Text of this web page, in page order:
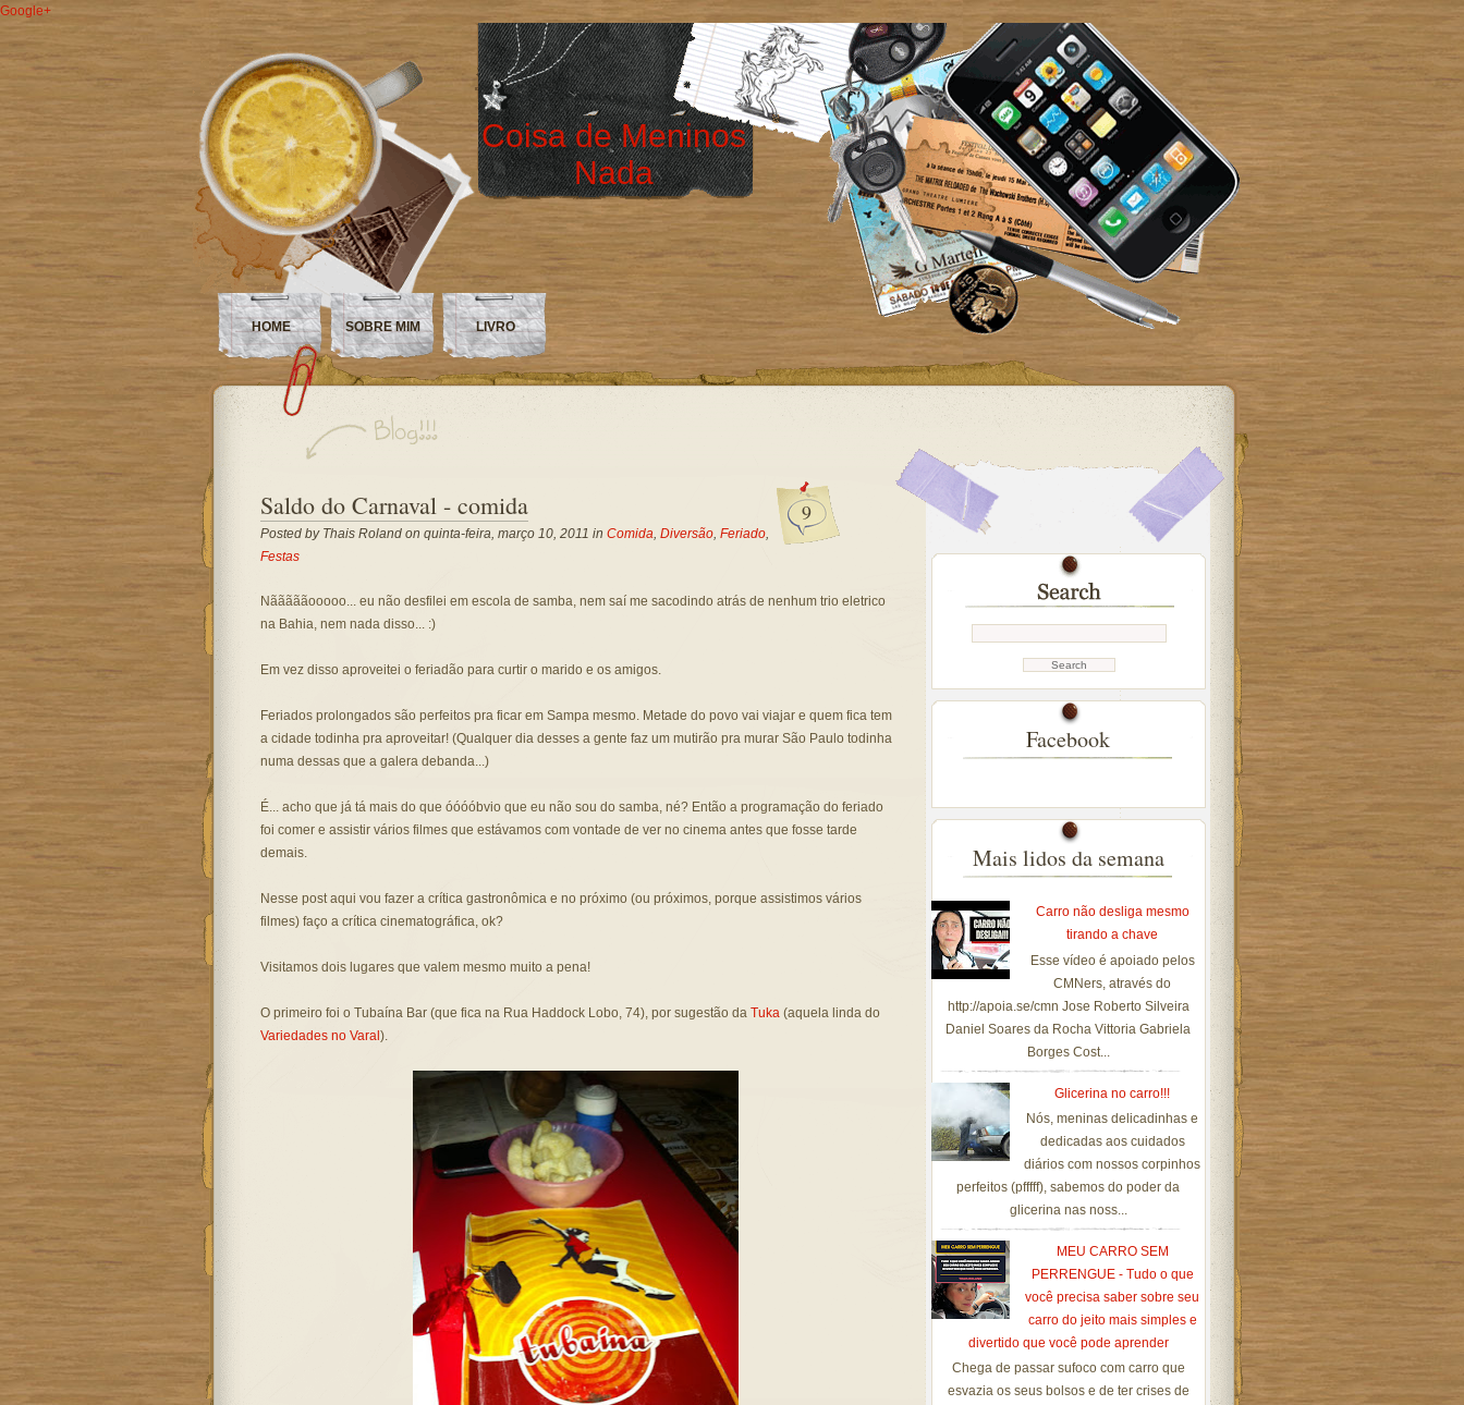
Google+
Coisa de Meninos
Nada
HOME SOBRE MIM LIVRO
9
Saldo do Carnaval - comida
Posted by Thais Rolandon quinta-feira, março 10, 2011 in Comida, Diversão, Feriado,
Festas
Nãããããooooo... eu não desfilei em escola de samba, nem saí me sacodindo atrás de nenhum trio eletrico
na Bahia, nem nada disso... :)
Em vez disso aproveitei o feriadão para curtir o marido e os amigos.
Feriados prolongados são perfeitos pra ficar em Sampa mesmo. Metade do povo vai viajar e quem fica tem
a cidade todinha pra aproveitar! (Qualquer dia desses a gente faz um mutirão pra murar São Paulo todinha
numa dessas que a galera debanda...)
É... acho que já tá mais do que óóóóbvio que eu não sou do samba, né? Então a programação do feriado
foi comer e assistir vários filmes que estávamos com vontade de ver no cinema antes que fosse tarde
demais.
Nesse post aqui vou fazer a crítica gastronômica e no próximo (ou próximos, porque assistimos vários
filmes) faço a crítica cinematográfica, ok?
Visitamos dois lugares que valem mesmo muito a pena!
O primeiro foi o Tubaína Bar (que fica na Rua Haddock Lobo, 74), por sugestão da Tuka(aquela linda do
Variedades no Varal ).
Facebook
Mais lidos da semana
Carro não desliga mesmo
tirando a chave
Esse vídeo é apoiado pelos
CMNers, através do
http://apoia.se/cmn Jose Roberto Silveira
Daniel Soares da Rocha Vittoria Gabriela
Borges Cost...
Glicerina no carro!!!
Nós, meninas delicadinhas e
dedicadas aos cuidados
diários com nossos corpinhos
perfeitos (pfffff), sabemos do poder da
glicerina nas noss...
MEU CARRO SEM
PERRENGUE - Tudo o que
você precisa saber sobre seu
carro do jeito mais simples e
divertido que você pode aprender
Chega de passar sufoco com carro que
esvazia os seus bolsos e de ter crises de